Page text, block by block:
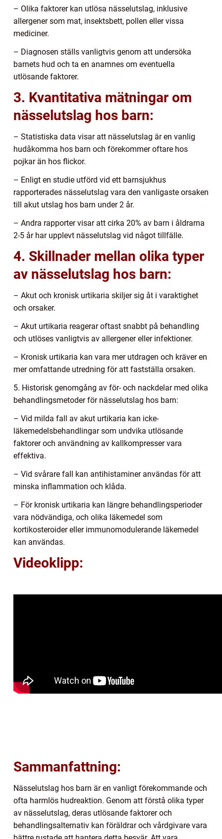
– Olika faktorer kan utlösa nässelutslag, inklusive
allergener som mat, insektsbett, pollen eller vissa
mediciner.
– Diagnosen ställs vanligtvis genom att undersöka
barnets hud och ta en anamnes om eventuella
utlösande faktorer.
3. Kvantitativa mätningar om
nässelutslag hos barn:
– Statistiska data visar att nässelutslag är en vanlig
hudåkomma hos barn och förekommer oftare hos
pojkar än hos flickor.
– Enligt en studie utförd vid ett barnsjukhus
rapporterades nässelutslag vara den vanligaste orsaken
till akut utslag hos barn under 2 år.
– Andra rapporter visar att cirka 20% av barn i åldrarna
2-5 år har upplevt nässelutslag vid något tillfälle.
4. Skillnader mellan olika typer
av nässelutslag hos barn:
– Akut och kronisk urtikaria skiljer sig åt i varaktighet
och orsaker.
– Akut urtikaria reagerar oftast snabbt på behandling
och utlöses vanligtvis av allergener eller infektioner.
– Kronisk urtikaria kan vara mer utdragen och kräver en
mer omfattande utredning för att fastställa orsaken.
5. Historisk genomgång av för- och nackdelar med olika
behandlingsmetoder för nässelutslag hos barn:
– Vid milda fall av akut urtikaria kan icke-
läkemedelsbehandlingar som undvika utlösande
faktorer och användning av kallkompresser vara
effektiva.
– Vid svårare fall kan antihistaminer användas för att
minska inflammation och klåda.
– För kronisk urtikaria kan längre behandlingsperioder
vara nödvändiga, och olika läkemedel som
kortikosteroider eller immunomodulerande läkemedel
kan användas.
Videoklipp:
Sammanfattning:
Nässelutslag hos barn är en vanligt förekommande och
ofta harmlös hudreaktion. Genom att förstå olika typer
av nässelutslag, deras utlösande faktorer och
behandlingsalternativ kan föräldrar och vårdgivare vara